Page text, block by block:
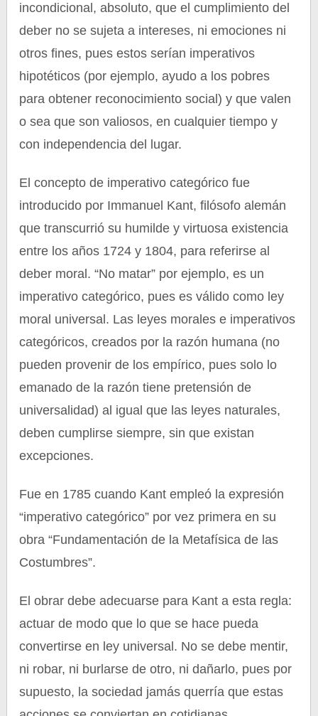
incondicional, absoluto, que el cumplimiento del
deber no se sujeta a intereses, ni emociones ni
otros fines, pues estos serían imperativos
hipotéticos (por ejemplo, ayudo a los pobres
para obtener reconocimiento social) y que valen
o sea que son valiosos, en cualquier tiempo y
con independencia del lugar.
El concepto de imperativo categórico fue
introducido por Immanuel Kant, filósofo alemán
que transcurrió su humilde y virtuosa existencia
entre los años 1724 y 1804, para referirse al
deber moral. “No matar” por ejemplo, es un
imperativo categórico, pues es válido como ley
moral universal. Las leyes morales e imperativos
categóricos, creados por la razón humana (no
pueden provenir de los empírico, pues solo lo
emanado de la razón tiene pretensión de
universalidad) al igual que las leyes naturales,
deben cumplirse siempre, sin que existan
excepciones.
Fue en 1785 cuando Kant empleó la expresión
“imperativo categórico” por vez primera en su
obra “Fundamentación de la Metafísica de las
Costumbres”.
El obrar debe adecuarse para Kant a esta regla:
actuar de modo que lo que se hace pueda
convertirse en ley universal. No se debe mentir,
ni robar, ni burlarse de otro, ni dañarlo, pues por
supuesto, la sociedad jamás querría que estas